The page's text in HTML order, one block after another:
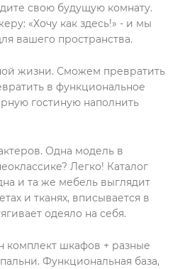
свою будущую комнату.
«Хочу как здесь!» - и мы
вашего пространства.
жизни. Сможем превратить
в функциональное
гостиную наполнить
Одна модель в
Легко! Каталог
и та же мебель выглядит
и тканях, вписывается в
одеяло на себя.
комплект шкафов + разные
Функциональная база,